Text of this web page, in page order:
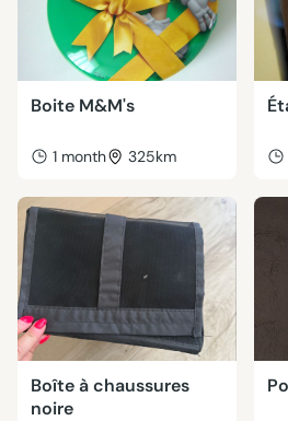
Boite M&M's
1 month 325km
Boîte à chaussures
noire